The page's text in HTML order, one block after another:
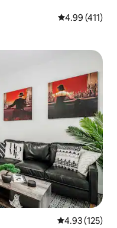
Calificación
4.99 (411)
Calificación
4.93 (125)